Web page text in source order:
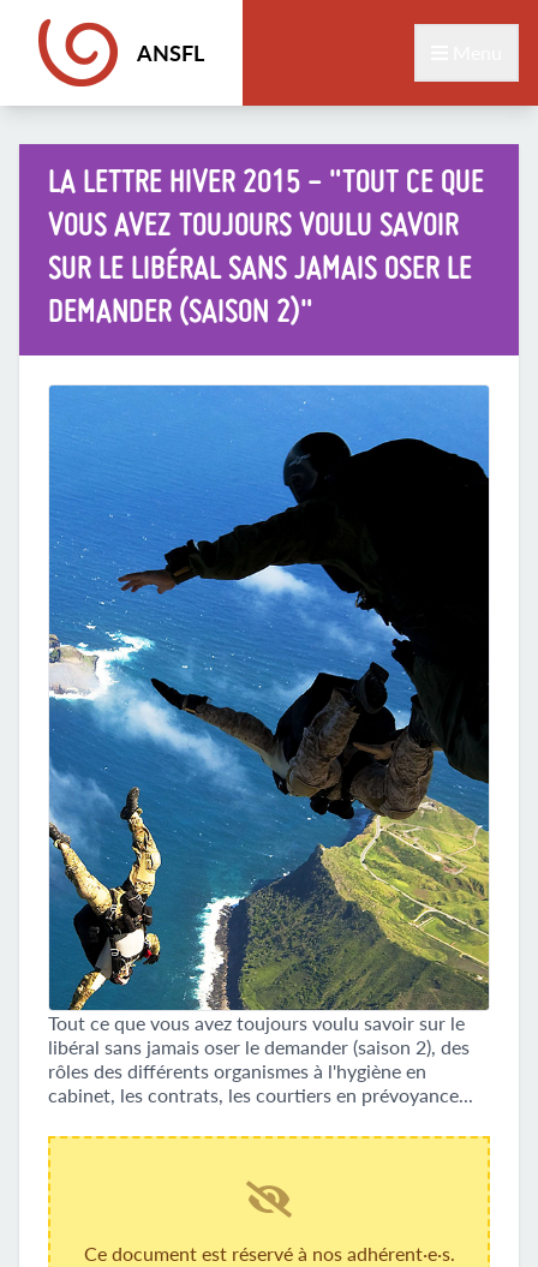
ANSFL
LA LETTRE HIVER 2015 - "TOUT CE QUE
VOUS AVEZ TOUJOURS VOULU SAVOIR
SUR LE LIBÉRAL SANS JAMAIS OSER LE
DEMANDER (SAISON 2)"
Tout ce que vous avez toujours voulu savoir sur le
libéral sans jamais oser le demander (saison 2), des
rôles des différents organismes à l'hygiène en
cabinet, les contrats, les courtiers en prévoyance...
Ce document est réservé à nos adhérent·e·s.